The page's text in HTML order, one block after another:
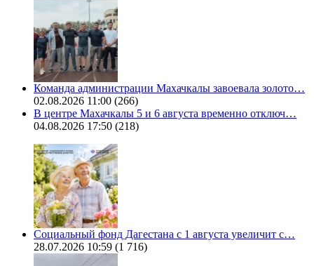
Команда администрации Махачкалы завоевала золото…
02.08.2026 11:00 (266)
В центре Махачкалы 5 и 6 августа временно отключ…
04.08.2026 17:50 (218)
Социальный фонд Дагестана с 1 августа увеличит с…
28.07.2026 10:59 (1 716)